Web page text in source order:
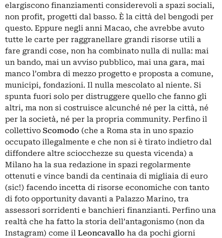
elargiscono finanziamenti considerevoli a spazi sociali,
non profit, progetti dal basso. È la città del bengodi per
questo. Eppure negli anni Macao, che avrebbe avuto
tutte le carte per raggranellare grandi risorse utili a
fare grandi cose, non ha combinato nulla di nulla: mai
un bando, mai un avviso pubblico, mai una gara, mai
manco l’ombra di mezzo progetto e proposta a comune,
municipi, fondazioni. Il nulla mescolato al niente. Si
spunta fuori solo per distruggere quello che fanno gli
altri, ma non si costruisce alcunché né per la città, né
per la società, né per la propria community. Perfino il
collettivo Scomodo (che a Roma sta in uno spazio
occupato illegalmente e che non si è tirato indietro dal
diffondere altre sciocchezze su questa vicenda) a
Milano ha la sua redazione in spazi regolarmente
ottenuti e vince bandi da centinaia di migliaia di euro
(sic!) facendo incetta di risorse economiche con tanto
di foto opportunitydavanti a Palazzo Marino, tra
assessori sorridenti e banchieri finanzianti. Perfino una
realtà che ha fatto la storia dell’antagonismo (non da
Instagram) come il Leoncavallo ha da pochi giorni